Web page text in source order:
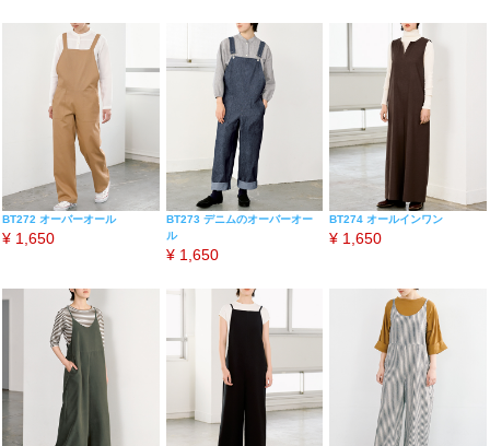
BT272 オーバーオール
¥ 1,650
BT273 デニムのオーバーオー
ル
¥ 1,650
BT274 オールインワン
¥ 1,650